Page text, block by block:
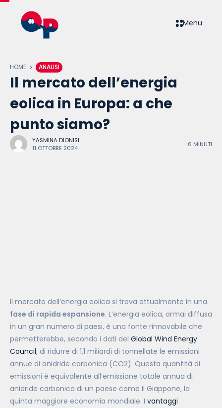
Menu
HOME ANALISI
Il mercato dell’energia
eolica in Europa: a che
punto siamo?
YASMINA DIONISI
11 OTTOBRE 2024
6 MINUTI
Il mercato dell’energia eolica si trova attualmente in una
fase di rapida espansione. L’energia eolica, ormai diffusa
in un gran numero di paesi, è una fonte rinnovabile che
permetterebbe, secondo i dati del Global Wind Energy
Council, di ridurre di 1,1 miliardi di tonnellate le emissioni
annue di anidride carbonica (CO2). Questa quantità di
emissioni è equivalente all’emissione totale annua di
anidride carbonica di un paese come il Giappone, la
quinta maggiore economia mondiale. I vantaggi